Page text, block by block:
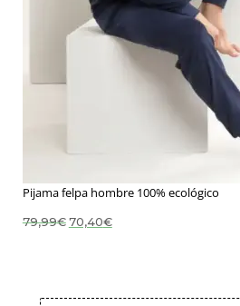
Pijama felpa hombre 100% ecológico
79,99€ El
precio
70,40€El
precio